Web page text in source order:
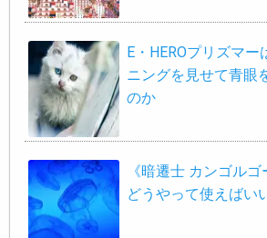
E・HEROプリズマー
ニングを見せて青眼
のか
《暗遷士 カンゴル
どうやって使えばい